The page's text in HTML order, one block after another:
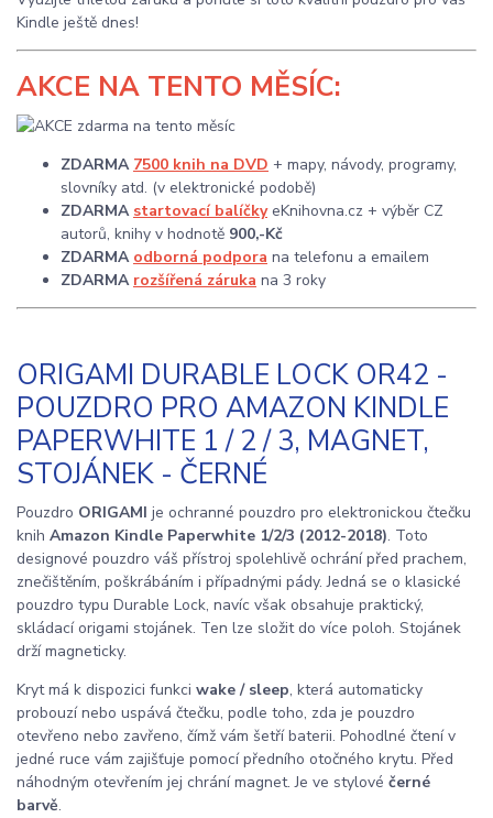
Kindle ještě dnes!
AKCE NA TENTO MĚSÍC:
ZDARMA 7500 knih na DVD + mapy, návody, programy,
slovníky atd. (v elektronické podobě)
ZDARMA startovací balíčkyeKnihovna.cz + výběr CZ
autorů, knihy v hodnotě 900,-Kč
ZDARMA odborná podpora na telefonu a emailem
ZDARMA rozšířená záruka na 3 roky
ORIGAMI DURABLE LOCK OR42 -
POUZDRO PRO AMAZON KINDLE
PAPERWHITE 1 / 2 / 3, MAGNET,
STOJÁNEK - ČERNÉ
Pouzdro ORIGAMI je ochranné pouzdro pro elektronickou čtečku
knih Amazon Kindle Paperwhite 1/2/3 (2012-2018). Toto
designové pouzdro váš přístroj spolehlivě ochrání před prachem,
znečištěním, poškrábáním i případnými pády. Jedná se o klasické
pouzdro typu Durable Lock, navíc však obsahuje praktický,
skládací origami stojánek. Ten lze složit do více poloh. Stojánek
drží magneticky.
Kryt má k dispozici funkci wake / sleep, která automaticky
probouzí nebo uspává čtečku, podle toho, zda je pouzdro
otevřeno nebo zavřeno, čímž vám šetří baterii. Pohodlné čtení v
jedné ruce vám zajišťuje pomocí předního otočného krytu. Před
náhodným otevřením jej chrání magnet. Je ve stylové černé
barvě.